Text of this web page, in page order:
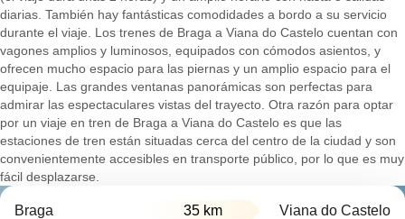
diarias. También hay fantásticas comodidades a bordo a su servicio
durante el viaje. Los trenes de Braga a Viana do Castelo cuentan con
vagones amplios y luminosos, equipados con cómodos asientos, y
ofrecen mucho espacio para las piernas y un amplio espacio para el
equipaje. Las grandes ventanas panorámicas son perfectas para
admirar las espectaculares vistas del trayecto. Otra razón para optar
por un viaje en tren de Braga a Viana do Castelo es que las
estaciones de tren están situadas cerca del centro de la ciudad y son
convenientemente accesibles en transporte público, por lo que es muy
fácil desplazarse.
Braga 35 km Viana do Castelo